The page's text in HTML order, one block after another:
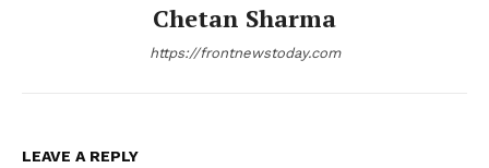
Chetan Sharma
https://frontnewstoday.com
LEAVE A REPLY